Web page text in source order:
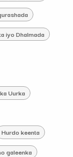
iyo Dhalmada
Uurka
Hurdo keenta
galeenka